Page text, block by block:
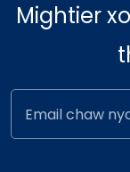
Mightier
Email chaw